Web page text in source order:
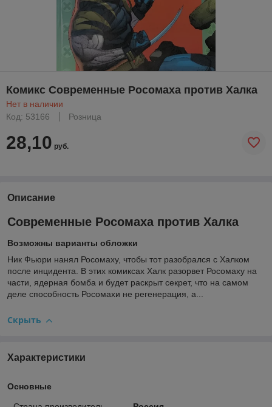
Комикс Современные Росомаха против Халка
Нет в наличии
Код: 53166
Розница
28,10 руб.
Описание
Современные Росомаха против Халка
Возможны варианты обложки
Ник Фьюри нанял Росомаху, чтобы тот разобрался с Халком
после инцидента. В этих комиксах Халк разорвет Росомаху на
части, ядерная бомба и будет раскрыт секрет, что на самом
деле способность Росомахи не регенерация, а...
Скрыть
Характеристики
Основные